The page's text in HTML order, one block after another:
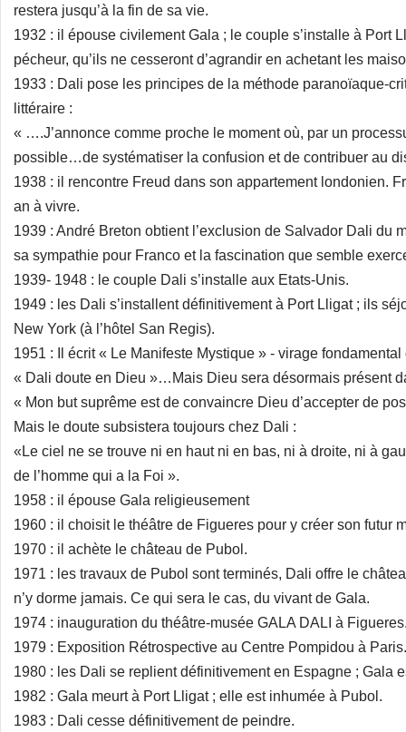
restera jusqu’à la fin de sa vie.
1932 : il épouse civilement Gala ; le couple s’installe à Port
pécheur, qu’ils ne cesseront d’agrandir en achetant les
1933 : Dali pose les principes de la méthode paranoïaque-
littéraire :
« ….J’annonce comme proche le moment où, par un
possible…de systématiser la confusion et de contribuer au
1938 : il rencontre Freud dans son appartement londonien.
an à vivre.
1939 : André Breton obtient l’exclusion de Salvador Dali du
sa sympathie pour Franco et la fascination que semble
1939- 1948 : le couple Dali s’installe aux Etats-Unis.
1949 : les Dali s’installent définitivement à Port Lligat ; ils
New York (à l’hôtel San Regis).
1951 : Il écrit « Le Manifeste Mystique » - virage
« Dali doute en Dieu »…Mais Dieu sera désormais présent
« Mon but suprême est de convaincre Dieu d’accepter de
Mais le doute subsistera toujours chez Dali :
«Le ciel ne se trouve ni en haut ni en bas, ni à droite, ni à
de l’homme qui a la Foi ».
1958 : il épouse Gala religieusement
1960 : il choisit le théâtre de Figueres pour y créer son futur
1970 : il achète le château de Pubol.
1971 : les travaux de Pubol sont terminés, Dali offre le
n’y dorme jamais. Ce qui sera le cas, du vivant de Gala.
1974 : inauguration du théâtre-musée GALA DALI à
1979 : Exposition Rétrospective au Centre Pompidou à Paris.
1980 : les Dali se replient définitivement en Espagne ; Gala
1982 : Gala meurt à Port Lligat ; elle est inhumée à Pubol.
1983 : Dali cesse définitivement de peindre.